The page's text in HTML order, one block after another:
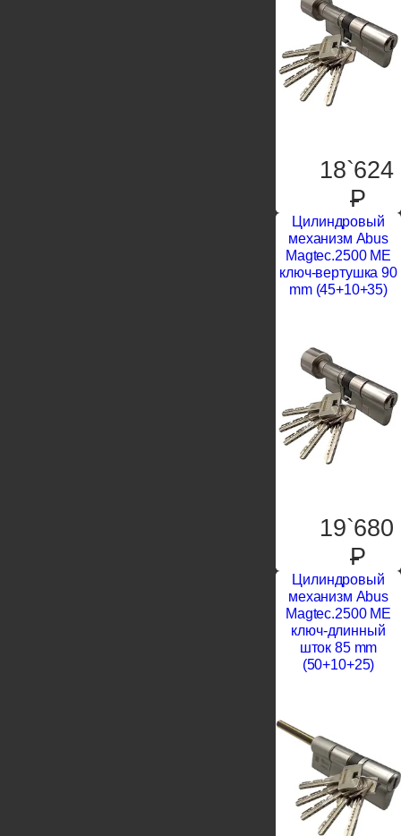
18`624
P
Цилиндровый
механизм Abus
Magtec.2500 ME
ключ-вертушка 90
mm (45+10+35)
19`680
P
Цилиндровый
механизм Abus
Magtec.2500 ME
ключ-длинный
шток 85 mm
(50+10+25)